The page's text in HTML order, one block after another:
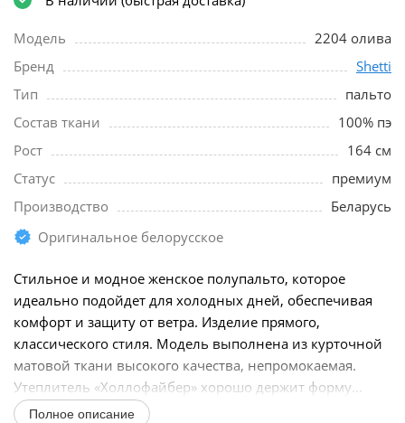
Модель
2204 олива
Бренд
Shetti
Тип
пальто
Состав ткани
100% пэ
Рост
164 см
Статус
премиум
Производство
Беларусь
Оригинальное белорусское
Стильное и модное женское полупальто, которое
идеально подойдет для холодных дней, обеспечивая
комфорт и защиту от ветра. Изделие прямого,
классического стиля. Модель выполнена из курточной
матовой ткани высокого качества, непромокаемая.
Утеплитель «Холлофайбер» хорошо держит форму...
Полное описание